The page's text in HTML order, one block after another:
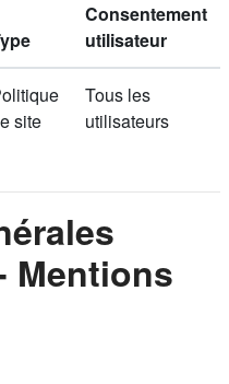
Consentement
utilisateur
site
Tous les
utilisateurs
Mentions